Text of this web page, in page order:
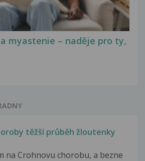
myastenie – naděje pro ty,
těžší průběh žloutenky
na Crohnovu chorobu, a bezne